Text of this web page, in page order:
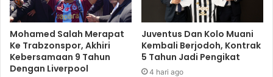
Mohamed Salah Merapat
Ke Trabzonspor, Akhiri
Kebersamaan 9 Tahun
Dengan Liverpool
Juventus Dan Kolo Muani
Kembali Berjodoh, Kontrak
5 Tahun Jadi Pengikat
4 hari ago